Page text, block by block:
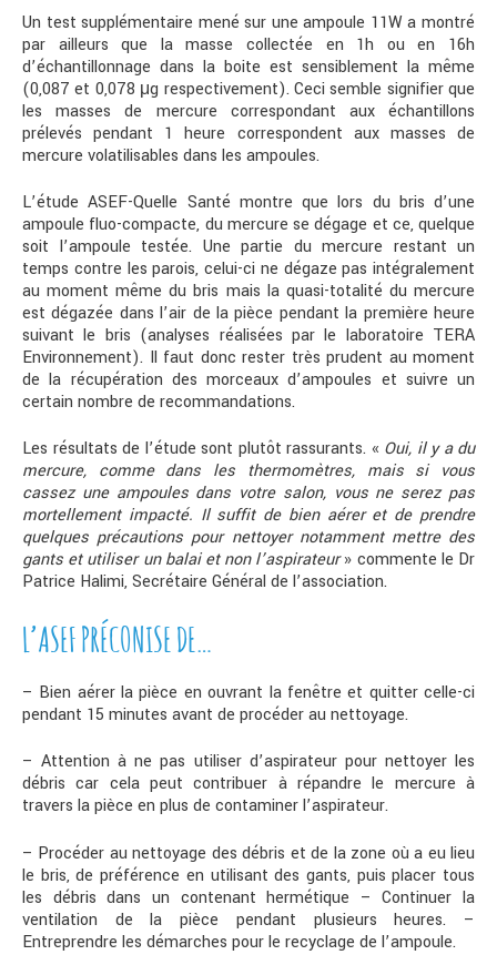
Un test supplémentaire mené sur une ampoule 11W a montré
par ailleurs que la masse collectée en 1h ou en 16h
d’échantillonnage dans la boite est sensiblement la même
(0,087 et 0,078 μg respectivement). Ceci semble signifier que
les masses de mercure correspondant aux échantillons
prélevés pendant 1 heure correspondent aux masses de
mercure volatilisables dans les ampoules.
L’étude ASEF-Quelle Santé montre que lors du bris d’une
ampoule fluo-compacte, du mercure se dégage et ce, quelque
soit l’ampoule testée. Une partie du mercure restant un
temps contre les parois, celui-ci ne dégaze pas intégralement
au moment même du bris mais la quasi-totalité du mercure
est dégazée dans l’air de la pièce pendant la première heure
suivant le bris (analyses réalisées par le laboratoire TERA
Environnement). Il faut donc rester très prudent au moment
de la récupération des morceaux d’ampoules et suivre un
certain nombre de recommandations.
Les résultats de l’étude sont plutôt rassurants. « Oui, il y a du
mercure, comme dans les thermomètres, mais si vous
cassez une ampoules dans votre salon, vous ne serez pas
mortellement impacté. Il suffit de bien aérer et de prendre
quelques précautions pour nettoyer notamment mettre des
gants et utiliser un balai et non l’aspirateur» commente le Dr
Patrice Halimi, Secrétaire Général de l’association.
L’ASEF PRÉCONISE DE…
– Bien aérer la pièce en ouvrant la fenêtre et quitter celle-ci
pendant 15 minutes avant de procéder au nettoyage.
– Attention à ne pas utiliser d’aspirateur pour nettoyer les
débris car cela peut contribuer à répandre le mercure à
travers la pièce en plus de contaminer l’aspirateur.
– Procéder au nettoyage des débris et de la zone où a eu lieu
le bris, de préférence en utilisant des gants, puis placer tous
les débris dans un contenant hermétique – Continuer la
ventilation de la pièce pendant plusieurs heures. –
Entreprendre les démarches pour le recyclage de l’ampoule.